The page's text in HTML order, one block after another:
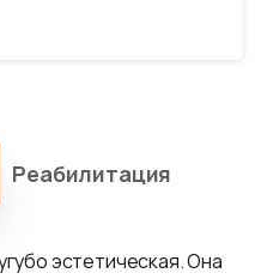
Реабилитация
эстетическая. Она